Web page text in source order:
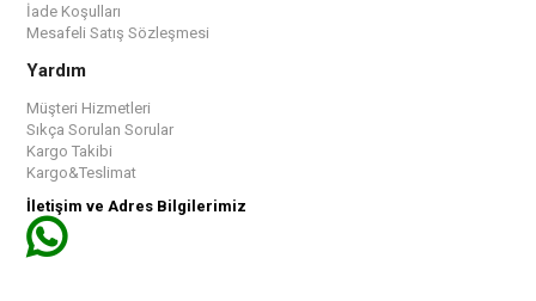
İade Koşulları
Mesafeli Satış Sözleşmesi
Yardım
Müşteri Hizmetleri
Sıkça Sorulan Sorular
Kargo Takibi
Kargo&Teslimat
İletişim ve Adres Bilgilerimiz